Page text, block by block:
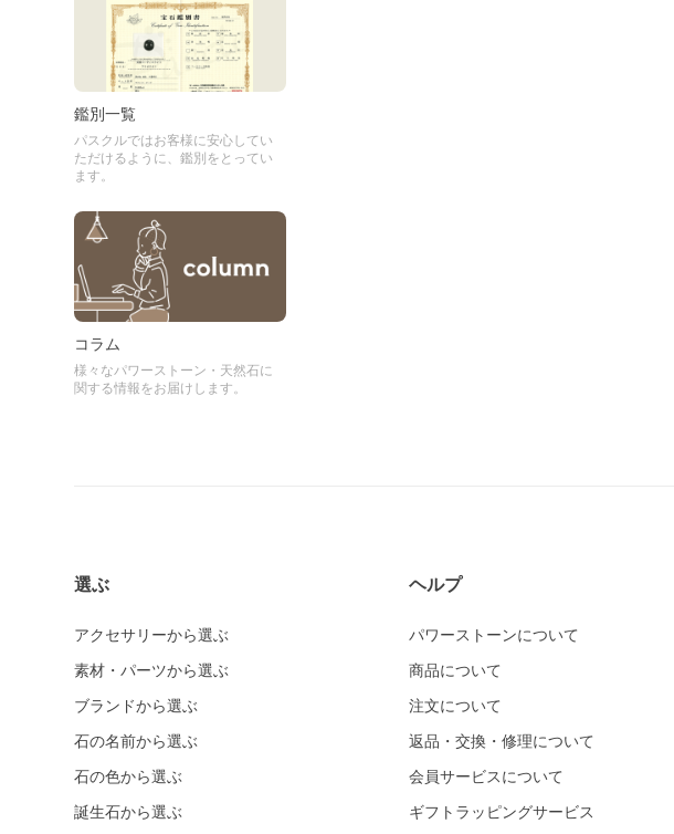
鑑別一覧
パスクルではお客様に安心してい
ただけるように、鑑別をとってい
ます。
コラム
様々なパワーストーン・天然石に
関する情報をお届けします。
選ぶ
アクセサリーから選ぶ
素材・パーツから選ぶ
ブランドから選ぶ
石の名前から選ぶ
石の色から選ぶ
誕生石から選ぶ
ヘルプ
パワーストーンについて
商品について
注文について
返品・交換・修理について
会員サービスについて
ギフトラッピングサービス